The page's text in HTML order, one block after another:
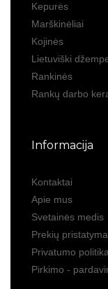
Kepurės
Marškinėliai
Kojinės
Lietuviški
Rankinės
Rankų darbo
Informacija
Kontaktai
Apie mus
Svetainės medis
Prekių
Privatumo
Pirkimo -